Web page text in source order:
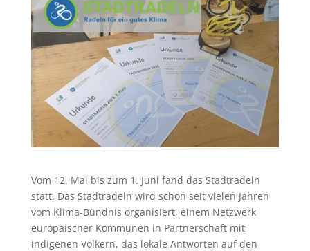
Vom 12. Mai bis zum 1. Juni fand das Stadtradeln
statt. Das Stadtradeln wird schon seit vielen Jahren
vom Klima-Bündnis organisiert, einem Netzwerk
europäischer Kommunen in Partnerschaft mit
indigenen Völkern, das lokale Antworten auf den